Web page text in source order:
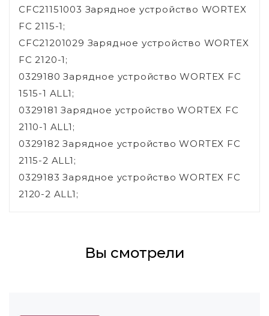
CFC21151003 Зарядное устройство WORTEX
FC 2115-1;
CFC21201029 Зарядное устройство WORTEX
FC 2120-1;
0329180 Зарядное устройство WORTEX FC
1515-1 ALL1;
0329181 Зарядное устройство WORTEX FC
2110-1 ALL1;
0329182 Зарядное устройство WORTEX FC
2115-2 ALL1;
0329183 Зарядное устройство WORTEX FC
2120-2 ALL1;
Вы смотрели